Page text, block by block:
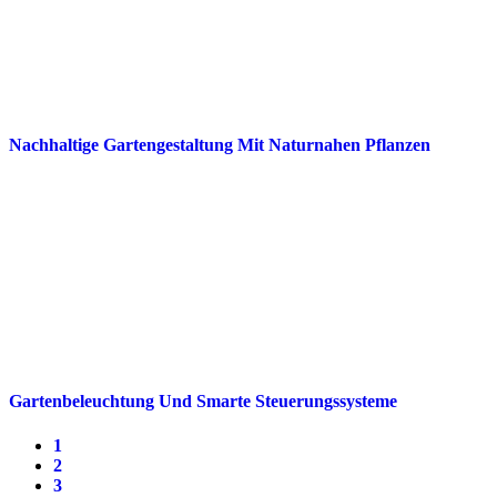
Nachhaltige Gartengestaltung Mit Naturnahen Pflanzen
Gartenbeleuchtung Und Smarte Steuerungssysteme
1
2
3